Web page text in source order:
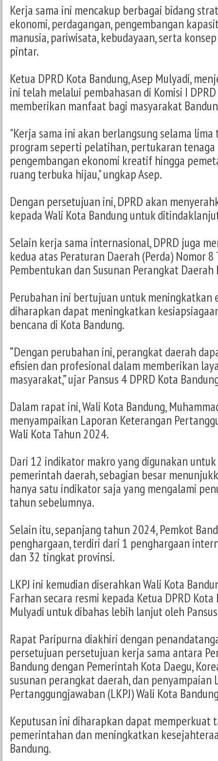
Kerja sama ini mencakup berbagai bidang
ekonomi, perdagangan, pengembangan
manusia, pariwisata, kebudayaan, serta
pintar.
Ketua DPRD Kota Bandung, Asep Mulyadi,
ini telah melalui pembahasan di Komisi I
memberikan manfaat bagi masyarakat
"Kerja sama ini akan berlangsung selama
program seperti pelatihan, pertukaran tenaga
pengembangan ekonomi kreatif hingga
ruang terbuka hijau," ungkap Asep.
Dengan persetujuan ini, DPRD akan
kepada Wali Kota Bandung untuk
Selain kerja sama internasional, DPRD juga
kedua atas Peraturan Daerah (Perda) Nomor
Pembentukan dan Susunan Perangkat Daerah
Perubahan ini bertujuan untuk meningkatkan
diharapkan dapat meningkatkan
bencana di Kota Bandung.
“Dengan perubahan ini, perangkat daerah
efisien dan profesional dalam memberikan
masyarakat,” ujar Pansus 4 DPRD Kota
Dalam rapat ini, Wali Kota Bandung,
menyampaikan Laporan Keterangan
Wali Kota Tahun 2024.
Dari 12 indikator makro yang digunakan
pemerintah daerah, sebagian besar
hanya satu indikator saja yang mengalami
tahun sebelumnya.
Selain itu, sepanjang tahun 2024, Pemkot
penghargaan, terdiri dari 1 penghargaan
dan 32 tingkat provinsi.
LKPJ ini kemudian diserahkan Wali Kota
Farhan secara resmi kepada Ketua DPRD Kota
Mulyadi untuk dibahas lebih lanjut oleh
Rapat Paripurna diakhiri dengan
persetujuan persetujuan kerja sama antara
Bandung dengan Pemerintah Kota Daegu,
susunan perangkat daerah, dan penyampaian
Pertanggungjawaban (LKPJ) Wali Kota
Keputusan ini diharapkan dapat memperkuat
pemerintahan dan meningkatkan
Bandung.